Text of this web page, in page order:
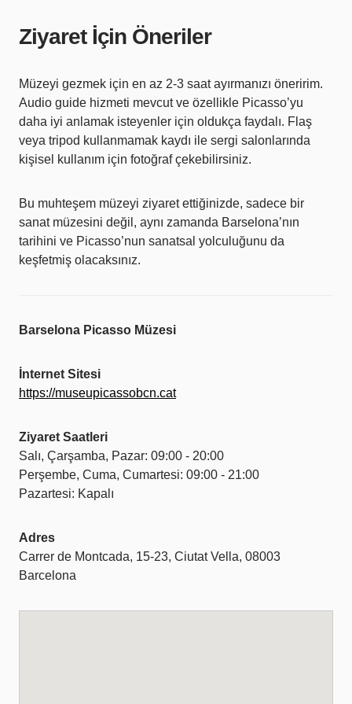
Ziyaret İçin Öneriler
Müzeyi gezmek için en az 2-3 saat ayırmanızı öneririm.
Audio guide hizmeti mevcut ve özellikle Picasso’yu
daha iyi anlamak isteyenler için oldukça faydalı. Flaş
veya tripod kullanmamak kaydı ile sergi salonlarında
kişisel kullanım için fotoğraf çekebilirsiniz.
Bu muhteşem müzeyi ziyaret ettiğinizde, sadece bir
sanat müzesini değil, aynı zamanda Barselona’nın
tarihini ve Picasso’nun sanatsal yolculuğunu da
keşfetmiş olacaksınız.
Barselona Picasso Müzesi
İnternet Sitesi
https://museupicassobcn.cat
Ziyaret Saatleri
Salı, Çarşamba, Pazar: 09:00 - 20:00
Perşembe, Cuma, Cumartesi: 09:00 - 21:00
Pazartesi: Kapalı
Adres
Carrer de Montcada, 15-23, Ciutat Vella, 08003
Barcelona